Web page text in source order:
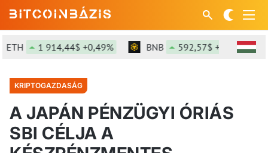
1 914,44$ +0,49% BNB 592,57$ +0,32%
KRIPTOGAZDASÁG
A JAPÁN PÉNZÜGYI ÓRIÁS
SBI CÉLJA A